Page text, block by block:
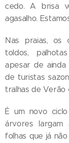
cedo. A brisa
agasalho.
Nas praias, os
toldos,
apesar de
de turistas
tralhas de Verão
É um novo
árvores largam
folhas que já